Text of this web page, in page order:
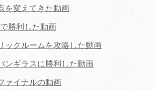
を変えてきた動画
勝利した動画
ックルームを攻略した動画
ンギラスに勝利した動画
ァイナルの動画